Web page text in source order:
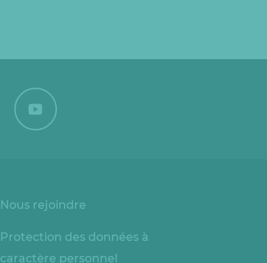
Nous rejoindre
Protection des données à
caractère personnel